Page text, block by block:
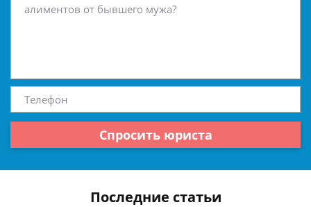
Спросить юриста
Последние статьи